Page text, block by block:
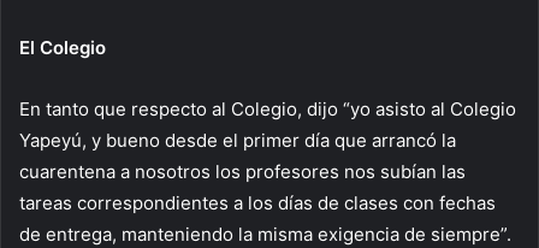
El Colegio
En tanto que respecto al Colegio, dijo “yo asisto al Colegio
Yapeyú, y bueno desde el primer día que arrancó la
cuarentena a nosotros los profesores nos subían las
tareas correspondientes a los días de clases con fechas
de entrega, manteniendo la misma exigencia de siempre”.